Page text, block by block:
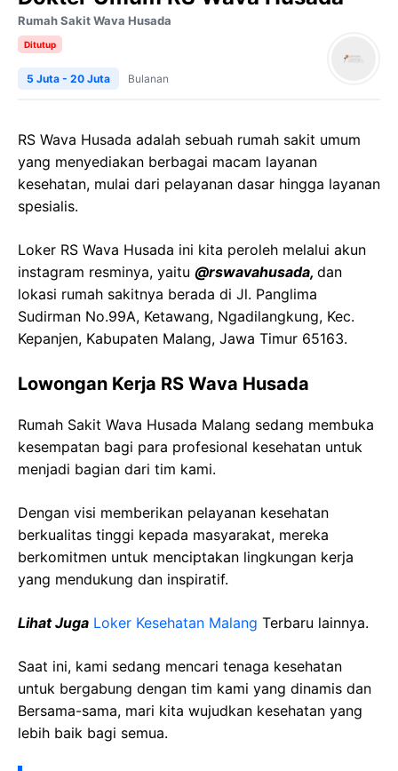
Rumah Sakit Wava Husada
Ditutup
5 Juta - 20 Juta Bulanan
RS Wava Husada adalah sebuah rumah sakit umum
yang menyediakan berbagai macam layanan
kesehatan, mulai dari pelayanan dasar hingga layanan
spesialis.
Loker RS Wava Husada ini kita peroleh melalui akun
instagram resminya, yaitu @rswavahusada, dan
lokasi rumah sakitnya berada di Jl. Panglima
Sudirman No.99A, Ketawang, Ngadilangkung, Kec.
Kepanjen, Kabupaten Malang, Jawa Timur 65163.
Lowongan Kerja RS Wava Husada
Rumah Sakit Wava Husada Malang sedang membuka
kesempatan bagi para profesional kesehatan untuk
menjadi bagian dari tim kami.
Dengan visi memberikan pelayanan kesehatan
berkualitas tinggi kepada masyarakat, mereka
berkomitmen untuk menciptakan lingkungan kerja
yang mendukung dan inspiratif.
Lihat Juga Loker Kesehatan Malang Terbaru lainnya.
Saat ini, kami sedang mencari tenaga kesehatan
untuk bergabung dengan tim kami yang dinamis dan
Bersama-sama, mari kita wujudkan kesehatan yang
lebih baik bagi semua.